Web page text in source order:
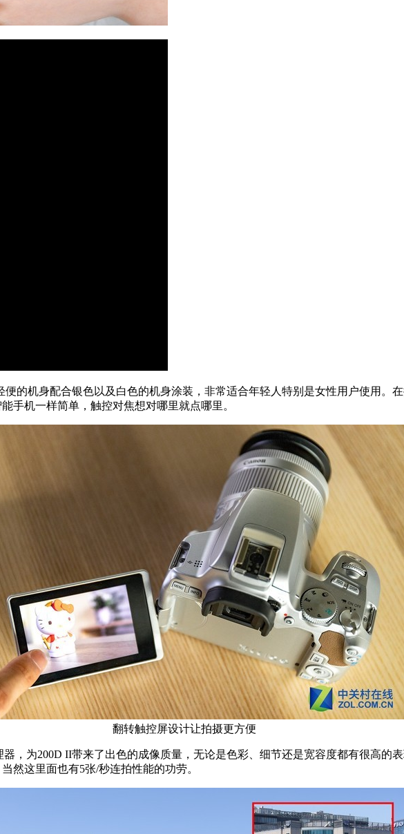
机身配合银色以及白色的机身涂装，非常适合年轻人特别是女性用户使用。
手机一样简单，触控对焦想对哪里就点哪里。
翻转触控屏设计让拍摄更方便
为200D II带来了出色的成像质量，无论是色彩、细节还是宽容度都有很高的
然这里面也有5张/秒连拍性能的功劳。